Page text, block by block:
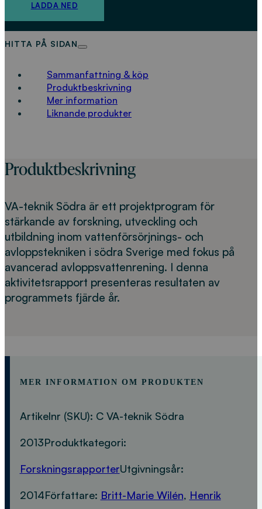
LADDA NED
HITTA PÅ SIDAN
Sammanfattning & köp
Produktbeskrivning
Mer information
Liknande produkter
Produktbeskrivning
VA-teknik Södra är ett projektprogram för
stärkande av forskning, utveckling och
utbildning inom vattenförsörjnings- och
avloppstekniken i södra Sverige med fokus på
avancerad avloppsvattenrening. I denna
aktivitetsrapport presenteras resultaten av
programmets fjärde år.
MER INFORMATION OM PRODUKTEN
Artikelnr (SKU): C VA-teknik Södra
2013Produktkategori:
ForskningsrapporterUtgivningsår:
2014Författare: Britt-Marie Wilén, Henrik